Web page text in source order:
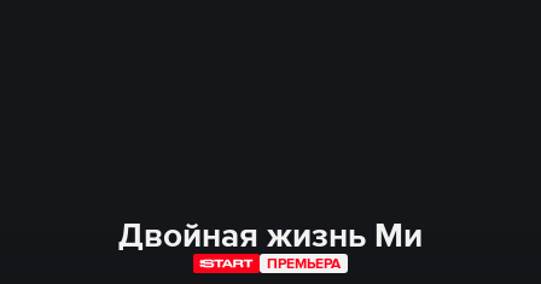
Двойная жизнь Ми
ПРЕМЬЕРА